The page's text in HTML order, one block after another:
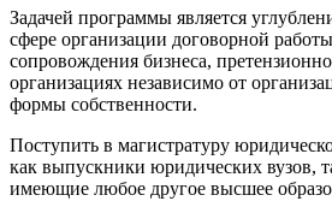
Задачей программы является
сфере организации договорной
сопровождения бизнеса,
организациях независимо от
формы собственности.
Поступить в магистратуру
как выпускники юридических вузов,
имеющие любое другое высшее